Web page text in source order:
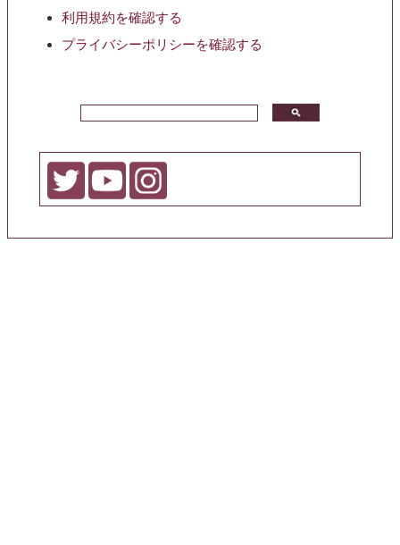
利用規約を確認する
プライバシーポリシーを確認する